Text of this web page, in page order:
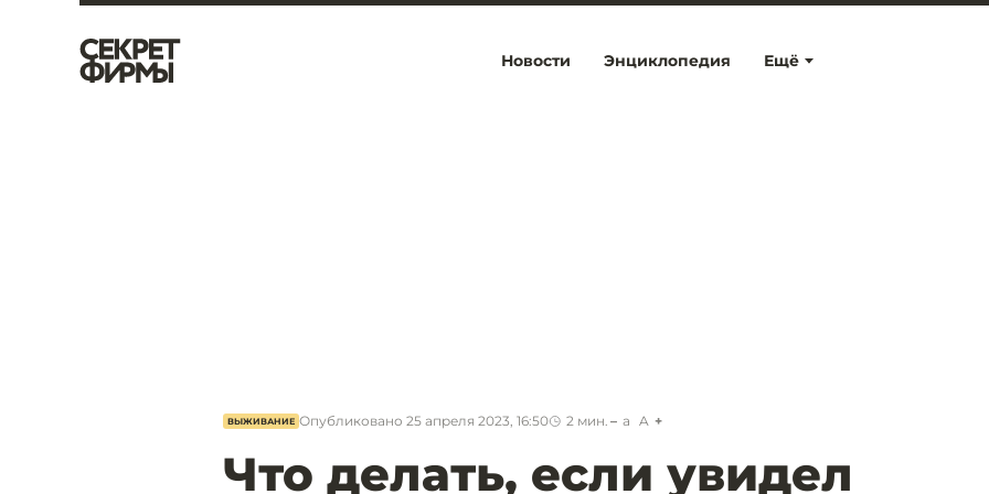
Ещё
Новости Энциклопедия
ВЫЖИВАНИЕ Опубликовано 25 апреля 2023, 16:50 2 мин. a A
Что делать, если увидел